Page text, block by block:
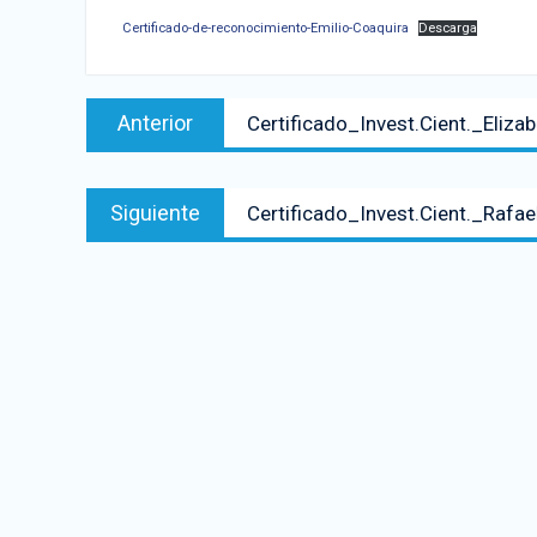
Certificado-de-reconocimiento-Emilio-Coaquira Descarga
Anterior
Siguiente